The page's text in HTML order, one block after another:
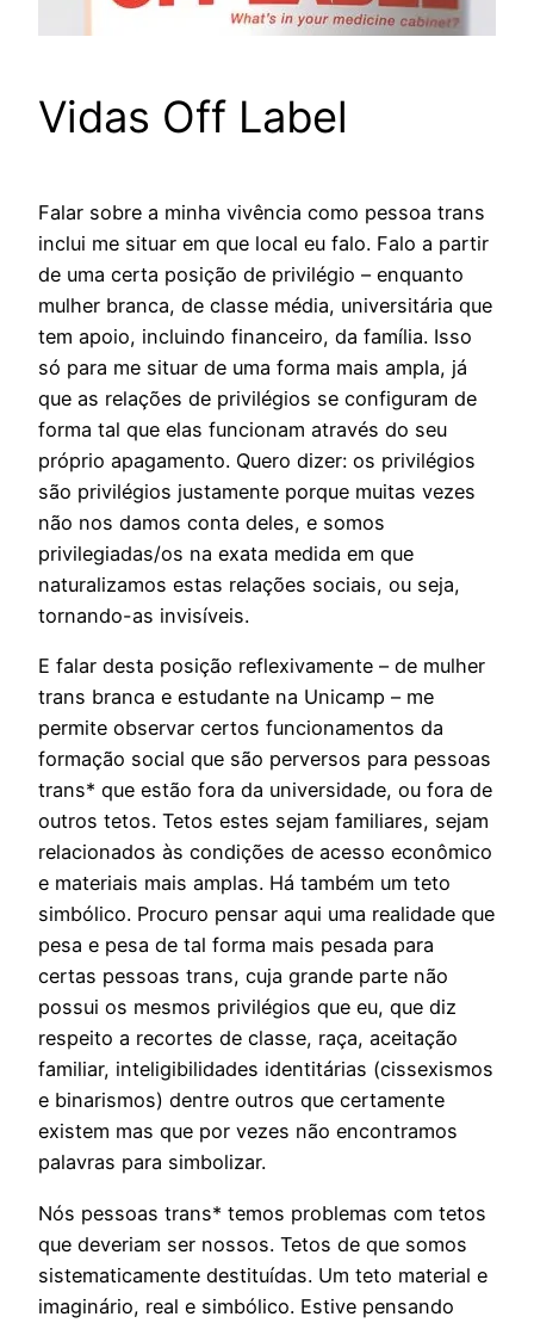
Vidas Off Label
Falar sobre a minha vivência como pessoa trans
inclui me situar em que local eu falo. Falo a partir
de uma certa posição de privilégio – enquanto
mulher branca, de classe média, universitária que
tem apoio, incluindo financeiro, da família. Isso
só para me situar de uma forma mais ampla, já
que as relações de privilégios se configuram de
forma tal que elas funcionam através do seu
próprio apagamento. Quero dizer: os privilégios
são privilégios justamente porque muitas vezes
não nos damos conta deles, e somos
privilegiadas/os na exata medida em que
naturalizamos estas relações sociais, ou seja,
tornando-as invisíveis.
E falar desta posição reflexivamente – de mulher
trans branca e estudante na Unicamp – me
permite observar certos funcionamentos da
formação social que são perversos para pessoas
trans* que estão fora da universidade, ou fora de
outros tetos. Tetos estes sejam familiares, sejam
relacionados às condições de acesso econômico
e materiais mais amplas. Há também um teto
simbólico. Procuro pensar aqui uma realidade que
pesa e pesa de tal forma mais pesada para
certas pessoas trans, cuja grande parte não
possui os mesmos privilégios que eu, que diz
respeito a recortes de classe, raça, aceitação
familiar, inteligibilidades identitárias (cissexismos
e binarismos) dentre outros que certamente
existem mas que por vezes não encontramos
palavras para simbolizar.
Nós pessoas trans* temos problemas com tetos
que deveriam ser nossos. Tetos de que somos
sistematicamente destituídas. Um teto material e
imaginário, real e simbólico. Estive pensando